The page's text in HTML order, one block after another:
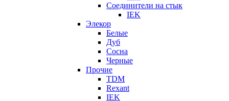
Соединители на стык
IEK
Элекор
Белые
Дуб
Сосна
Черные
Прочие
TDM
Rexant
IEK